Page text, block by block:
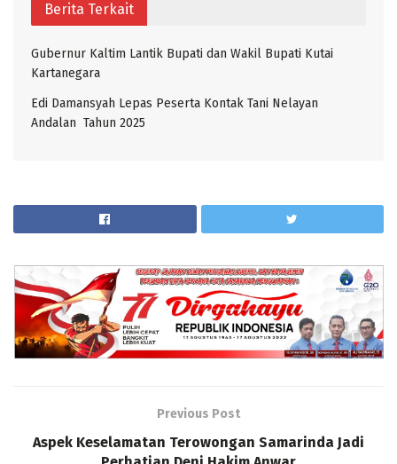
Berita Terkait
Gubernur Kaltim Lantik Bupati dan Wakil Bupati Kutai
Kartanegara
Edi Damansyah Lepas Peserta Kontak Tani Nelayan
Andalan Tahun 2025
Previous Post
Aspek Keselamatan Terowongan Samarinda Jadi